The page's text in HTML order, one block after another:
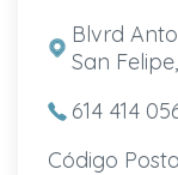
Blvrd
San
614 414
Código